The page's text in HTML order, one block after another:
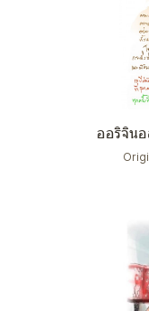
ออริจิน